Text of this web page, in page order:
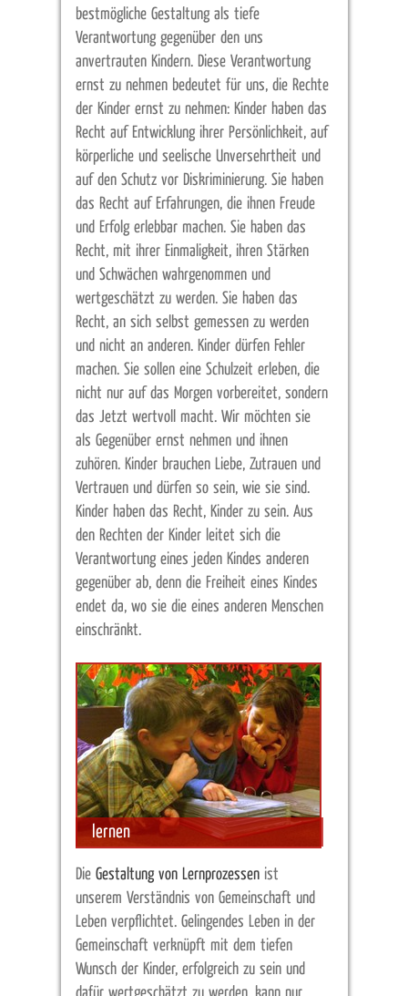
bestmögliche Gestaltung als tiefe
Verantwortung gegenüber den uns
anvertrauten Kindern. Diese Verantwortung
ernst zu nehmen bedeutet für uns, die Rechte
der Kinder ernst zu nehmen: Kinder haben das
Recht auf Entwicklung ihrer Persönlichkeit, auf
körperliche und seelische Unversehrtheit und
auf den Schutz vor Diskriminierung. Sie haben
das Recht auf Erfahrungen, die ihnen Freude
und Erfolg erlebbar machen. Sie haben das
Recht, mit ihrer Einmaligkeit, ihren Stärken
und Schwächen wahrgenommen und
wertgeschätzt zu werden. Sie haben das
Recht, an sich selbst gemessen zu werden
und nicht an anderen. Kinder dürfen Fehler
machen. Sie sollen eine Schulzeit erleben, die
nicht nur auf das Morgen vorbereitet, sondern
das Jetzt wertvoll macht. Wir möchten sie
als Gegenüber ernst nehmen und ihnen
zuhören. Kinder brauchen Liebe, Zutrauen und
Vertrauen und dürfen so sein, wie sie sind.
Kinder haben das Recht, Kinder zu sein. Aus
den Rechten der Kinder leitet sich die
Verantwortung eines jeden Kindes anderen
gegenüber ab, denn die Freiheit eines Kindes
endet da, wo sie die eines anderen Menschen
einschränkt.
lernen
Die Gestaltung von Lernprozessenist
unserem Verständnis von Gemeinschaft und
Leben verpflichtet. Gelingendes Leben in der
Gemeinschaft verknüpft mit dem tiefen
Wunsch der Kinder, erfolgreich zu sein und